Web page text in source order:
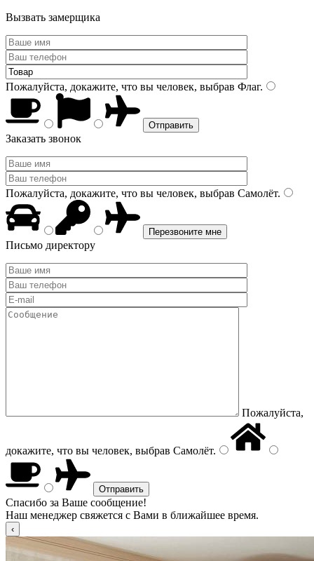
Вызвать замерщика
Пожалуйста, докажите, что вы человек, выбрав Флаг.
Заказать звонок
Пожалуйста, докажите, что вы человек, выбрав Самолёт.
Письмо директору
Пожалуйста,
докажите, что вы человек, выбрав Самолёт.
Спасибо за Ваше сообщение!
Наш менеджер свяжется с Вами в ближайшее время.